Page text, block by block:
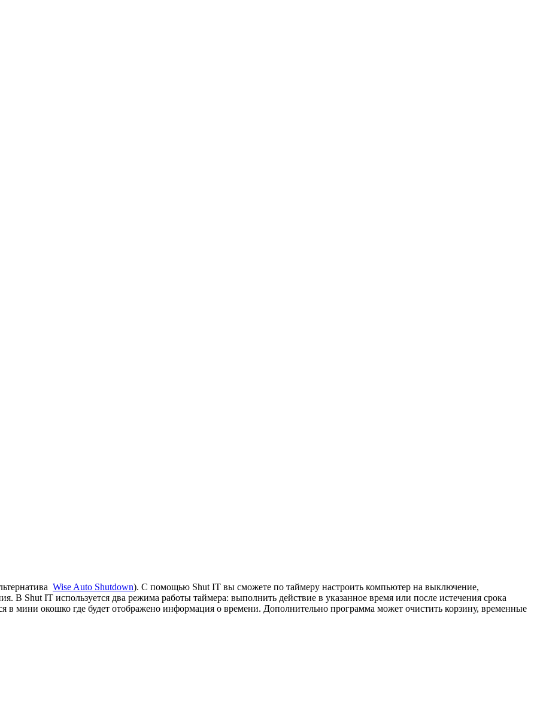
Wise Auto Shutdown). С помощью Shut IT вы сможете по таймеру настроить компьютер на выключение,
В Shut IT используется два режима работы таймера: выполнить действие в указанное время или после истечения срока
в мини окошко где будет отображено информация о времени. Дополнительно программа может очистить корзину, временные